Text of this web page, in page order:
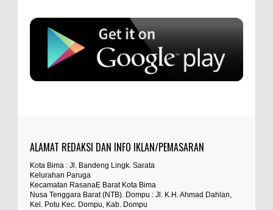
Anonymous
sumbu pdk nh org
Anonymous:
percuma ada hukum percuma ada
undang undang kalau tuntutan tidak
SIGAPUAN dan Ikhtiar Kota Bima Menjemput
Korban Kekerasan
Oleh: MardiaturrahmahAdministrasi Kesehatan
Ahli Madya, Dinas Kesehatan... read more
Jul 27 2026
TEGAS! Kapolres Bima PTDH 1 Anggota dan Beri
Reward 8 Personel Berprestasi
Kabupaten Bima, Aktualita – Komitmen
penegakan disiplin dan apresiasi kinerja
ALAMAT REDAKSI DAN INFO IKLAN/PEMASARAN
Kota Bima : Jl. Bandeng Lingk. Sarata
Kelurahan Paruga
Kecamatan RasanaE Barat Kota Bima
Nusa Tenggara Barat (NTB). Dompu : Jl. K.H. Ahmad Dahlan,
Kel. Potu Kec. Dompu, Kab. Dompu